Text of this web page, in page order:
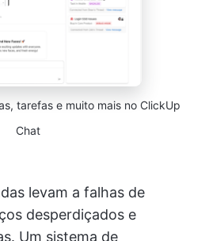
tarefas e muito mais no ClickUp
Chat
levam a falhas de
desperdiçados e
Um sistema de